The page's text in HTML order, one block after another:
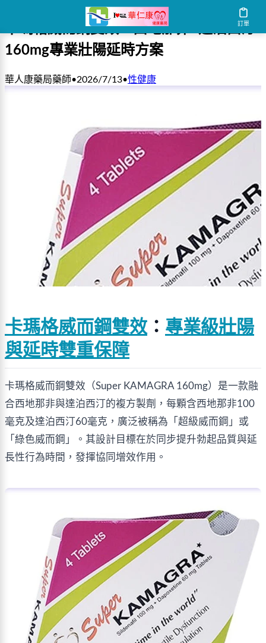
訂單
卡瑪格威而鋼雙效：西地那非+達泊西汀
160mg專業壯陽延時方案
華人康藥局藥師•2026/7/13•性健康
卡瑪格威而鋼雙效 ： 專業級壯陽
與延時雙重保障
卡瑪格威而鋼雙效（Super KAMAGRA 160mg）是一款融
合西地那非與達泊西汀的複方製劑，每顆含西地那非100
毫克及達泊西汀60毫克，廣泛被稱為「超級威而鋼」或
「綠色威而鋼」。其設計目標在於同步提升勃起品質與延
長性行為時間，發揮協同增效作用。